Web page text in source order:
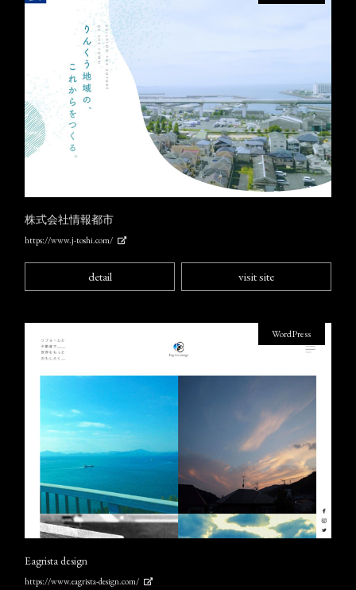
株式会社情報都市
https://www.j-toshi.com/
detail visit site
Eagrista design
https://www.eagrista-design.com/
WordPress